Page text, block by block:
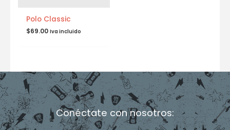
Polo Classic
$69.00 Iva incluido
Conéctate con nosotros: